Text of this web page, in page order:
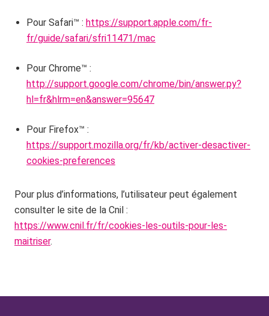
Pour Safari™ : https://support.apple.com/fr-
fr/guide/safari/sfri11471/mac
Pour Chrome™ :
http://support.google.com/chrome/bin/answer.py?
hl=fr&hlrm=en&answer=95647
Pour Firefox™ :
https://support.mozilla.org/fr/kb/activer-desactiver-
cookies-preferences
Pour plus d’informations, l’utilisateur peut également
consulter le site de la Cnil :
https://www.cnil.fr/fr/cookies-les-outils-pour-les-
maitriser.